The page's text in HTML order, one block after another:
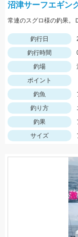
沼津サーフエギン
常連のスグロ様の釣果。
釣行日
釣行時間
釣場
ポイント
釣魚
釣り方
釣果
サイズ